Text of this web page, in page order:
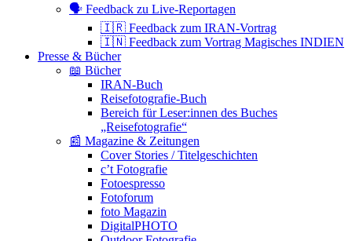
🗣 Feedback zu Live-Reportagen
🇮🇷 Feedback zum IRAN-Vortrag
🇮🇳 Feedback zum Vortrag Magisches INDIEN
Presse & Bücher
📖 Bücher
IRAN-Buch
Reisefotografie-Buch
Bereich für Leser:innen des Buches
„Reisefotografie“
📰 Magazine & Zeitungen
Cover Stories / Titelgeschichten
c’t Fotografie
Fotoespresso
Fotoforum
foto Magazin
DigitalPHOTO